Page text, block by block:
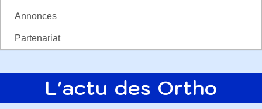
Annonces
Partenariat
L'actu des Ortho